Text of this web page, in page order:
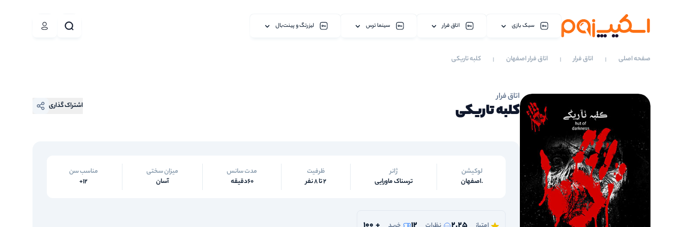
سبک بازی اتاق فرار سینما ترس لیزرتگ و پینت‌بال
صفحه اصلی اتاق فرار اتاق فرار اصفهان کلبه تاریکی
اتاق فرار
کلبه تاریکی اشتراک گذاری
لوکیشن
.اصفهان
ژانر
ترسناک ماورایی
ظرفیت
2 تا 8 نفر
مدت سانس
60دقیقه
میزان سختی
آسان
مناسب سن
12+